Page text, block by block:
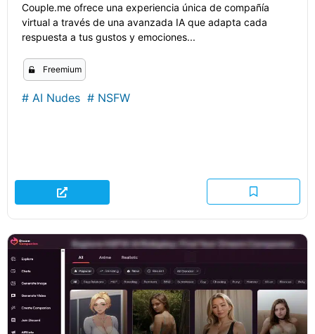
Couple.me ofrece una experiencia única de compañía
virtual a través de una avanzada IA que adapta cada
respuesta a tus gustos y emociones...
Freemium
# AI Nudes # NSFW